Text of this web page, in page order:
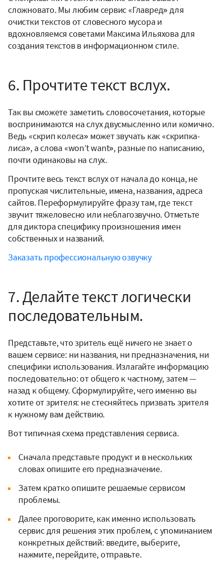
сложновато. Мы любим сервис «Главред» для
очистки текстов от словесного мусора и
вдохновляемся советами Максима Ильяхова для
создания текстов в информационном стиле.
6. Прочтите текст вслух.
Так вы сможете заметить словосочетания, которые
воспринимаются на слух двусмысленно или комично.
Ведь «скрип колеса» может звучать как «скрипка-
лиса», а слова «won’t want», разные по написанию,
почти одинаковы на слух.
Прочтите весь текст вслух от начала до конца, не
пропуская числительные, имена, названия, адреса
сайтов. Переформулируйте фразу там, где текст
звучит тяжеловесно или неблагозвучно. Отметьте
для диктора специфику произношения имен
собственных и названий.
Заказать профессиональную озвучку
7. Делайте текст логически
последовательным.
Представьте, что зритель ещё ничего не знает о
вашем сервисе: ни названия, ни предназначения, ни
специфики использования. Излагайте информацию
последовательно: от общего к частному, затем —
назад к общему. Сформулируйте, чего именно вы
хотите от зрителя: не стесняйтесь призвать зрителя
к нужному вам действию.
Вот типичная схема представления сервиса.
Сначала представьте продукт и в нескольких
словах опишите его предназначение.
Затем кратко опишите решаемые сервисом
проблемы.
Далее проговорите, как именно использовать
сервис для решения этих проблем, с упоминанием
конкретных действий: введите, выберите,
нажмите, перейдите, отправьте.